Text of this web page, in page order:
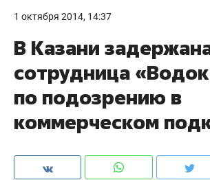
1 октября 2014, 14:37
В Казани
сотрудница
по подозрению в
коммерческом